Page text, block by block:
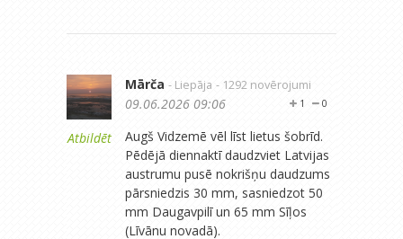
Atbildēt
Mārča - Liepāja - 1292 novērojumi
0
1
09.06.2026 09:06
Augš Vidzemē vēl līst lietus šobrīd.
Pēdējā diennaktī daudzviet Latvijas
austrumu pusē nokrišņu daudzums
pārsniedzis 30 mm, sasniedzot 50
mm Daugavpilī un 65 mm Sīļos
(Līvānu novadā).